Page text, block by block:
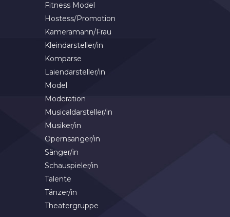
Fitness Model
Hostess/Promotion
Kameramann/Frau
Kleindarsteller/in
Komparse
Laiendarsteller/in
Model
Moderation
Musicaldarsteller/in
Musiker/in
Opernsänger/in
Sänger/in
Schauspieler/in
Talente
Tänzer/in
Theatergruppe